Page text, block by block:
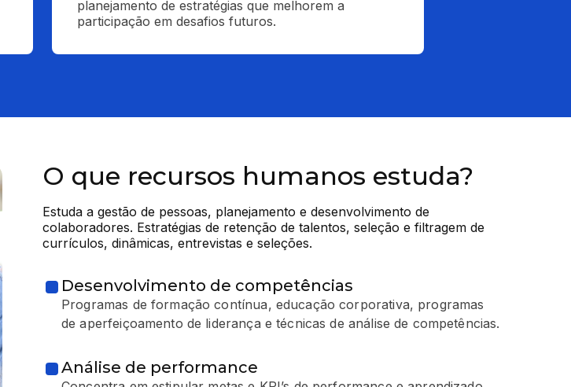
planejamento de estratégias que melhorem a
participação em desafios futuros.
O que recursos humanos estuda?
Estuda a gestão de pessoas, planejamento e desenvolvimento de
colaboradores. Estratégias de retenção de talentos, seleção e filtragem de
currículos, dinâmicas, entrevistas e seleções.
Desenvolvimento de competências
Programas de formação contínua, educação corporativa, programas
de aperfeiçoamento de liderança e técnicas de análise de competências.
Análise de performance